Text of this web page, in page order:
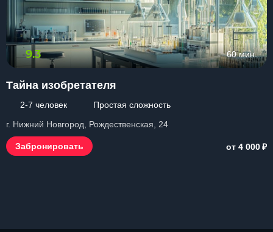
9.3 60 мин.
Тайна изобретателя
2-7 человек
Простая сложность
г. Нижний Новгород, Рождественская, 24
Забронировать от 4 000₽